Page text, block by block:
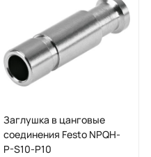
Заглушка в цанговые
соединения Festo NPQH-
P-S10-P10